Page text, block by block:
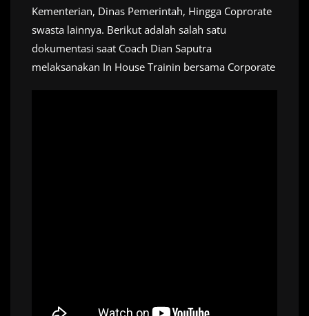
Kementerian, Dinas Pemerintah, Hingga Coprorate
swasta lainnya. Berikut adalah salah satu
dokumentasi saat Coach Dian Saputra
melaksanakan In House Trainin bersama Corporate